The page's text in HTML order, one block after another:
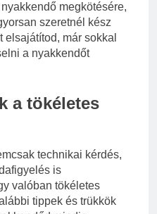
megkötésére,
szeretnél kész
elsajátítod, már sokkal
a nyakkendőt
a tökéletes
technikai kérdés,
is
valóban tökéletes
tippek és trükkök